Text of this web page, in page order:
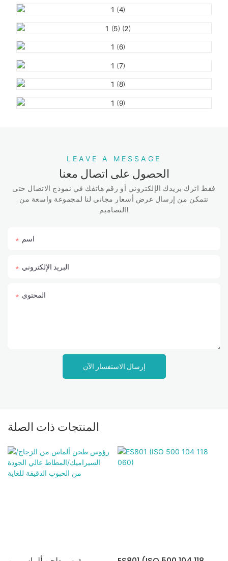
LEAVE A MESSAGE
الحصول على اتصال معنا
فقط اترك بريدك الإلكتروني أو رقم هاتفك في نموذج الاتصال حتى
نتمكن من إرسال عرض أسعار مجاني لنا لمجموعة واسعة من
التصاميم!
اسم
البريد الإلكتروني
المحتوى
إرسال الاستفسار الآن
المنتجات ذات الصلة